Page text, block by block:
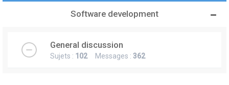
Software development
General discussion
Sujets : 102Messages : 362